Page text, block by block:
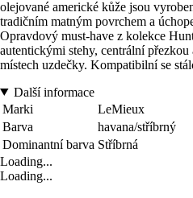
olejované americké kůže jsou
tradičním matným povrchem a
Opravdový must-have z kolekce
autentickými stehy, centrální
místech uzdečky. Kompatibilní se
Další informace
Marki
LeMieux
Barva
havana/stříbrný
Dominantní barva Stříbrná
Loading...
Loading...